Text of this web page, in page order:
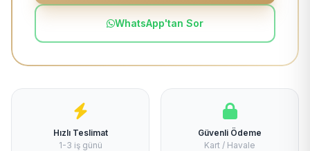
WhatsApp'tan Sor
Hızlı Teslimat
1-3 iş günü
Güvenli Ödeme
Kart / Havale